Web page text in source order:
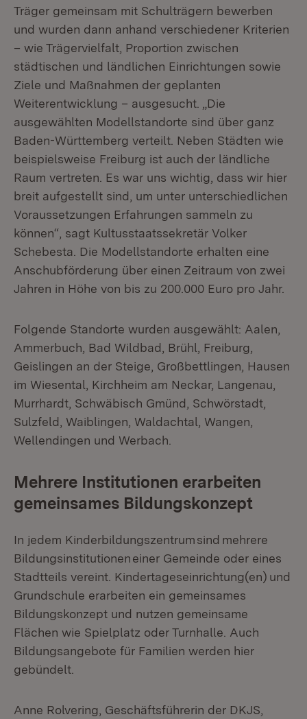
Träger gemeinsam mit Schulträgern bewerben
und wurden dann anhand verschiedener Kriterien
– wie Trägervielfalt, Proportion zwischen
städtischen und ländlichen Einrichtungen sowie
Ziele und Maßnahmen der geplanten
Weiterentwicklung – ausgesucht. „Die
ausgewählten Modellstandorte sind über ganz
Baden-Württemberg verteilt. Neben Städten wie
beispielsweise Freiburg ist auch der ländliche
Raum vertreten. Es war uns wichtig, dass wir hier
breit aufgestellt sind, um unter unterschiedlichen
Voraussetzungen Erfahrungen sammeln zu
können“, sagt Kultusstaatssekretär Volker
Schebesta. Die Modellstandorte erhalten eine
Anschubförderung über einen Zeitraum von zwei
Jahren in Höhe von bis zu 200.000 Euro pro Jahr.
Folgende Standorte wurden ausgewählt: Aalen,
Ammerbuch, Bad Wildbad, Brühl, Freiburg,
Geislingen an der Steige, Großbettlingen, Hausen
im Wiesental, Kirchheim am Neckar, Langenau,
Murrhardt, Schwäbisch Gmünd, Schwörstadt,
Sulzfeld, Waiblingen, Waldachtal, Wangen,
Wellendingen und Werbach.
Mehrere Institutionen erarbeiten
gemeinsames Bildungskonzept
In jedem Kinderbildungszentrum sind mehrere
Bildungsinstitutionen einer Gemeinde oder eines
Stadtteils vereint. Kindertageseinrichtung(en) und
Grundschule erarbeiten ein gemeinsames
Bildungskonzept und nutzen gemeinsame
Flächen wie Spielplatz oder Turnhalle. Auch
Bildungsangebote für Familien werden hier
gebündelt.
Anne Rolvering, Geschäftsführerin der DKJS,